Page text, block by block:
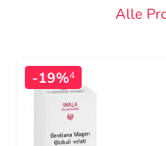
Alle
-19%4